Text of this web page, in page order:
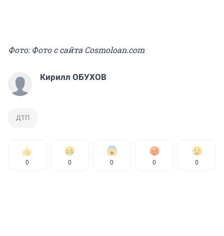
Фото: Фото с сайта Cosmoloan.com
Кирилл ОБУХОВ
ДТП
0 0 0 0 0